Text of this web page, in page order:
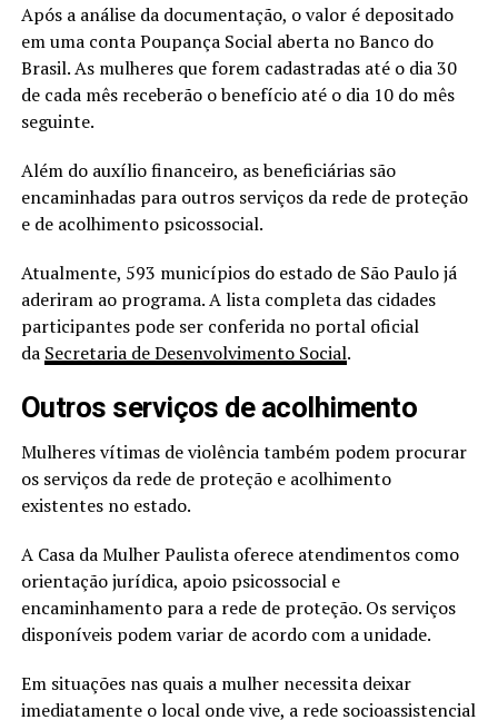
Após a análise da documentação, o valor é depositado
em uma conta Poupança Social aberta no Banco do
Brasil. As mulheres que forem cadastradas até o dia 30
de cada mês receberão o benefício até o dia 10 do mês
seguinte.
Além do auxílio financeiro, as beneficiárias são
encaminhadas para outros serviços da rede de proteção
e de acolhimento psicossocial.
Atualmente, 593 municípios do estado de São Paulo já
aderiram ao programa. A lista completa das cidades
participantes pode ser conferida no portal oficial
da Secretaria de Desenvolvimento Social.
Outros serviços de acolhimento
Mulheres vítimas de violência também podem procurar
os serviços da rede de proteção e acolhimento
existentes no estado.
A Casa da Mulher Paulista oferece atendimentos como
orientação jurídica, apoio psicossocial e
encaminhamento para a rede de proteção. Os serviços
disponíveis podem variar de acordo com a unidade.
Em situações nas quais a mulher necessita deixar
imediatamente o local onde vive, a rede socioassistencial